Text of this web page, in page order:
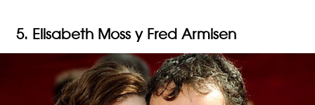
5. Elisabeth Moss y Fred Armisen